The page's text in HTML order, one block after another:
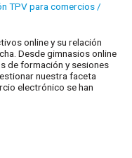
TPV para comercios /
online y su relación
Desde gimnasios online
de formación y sesiones
nuestra faceta
electrónico se han